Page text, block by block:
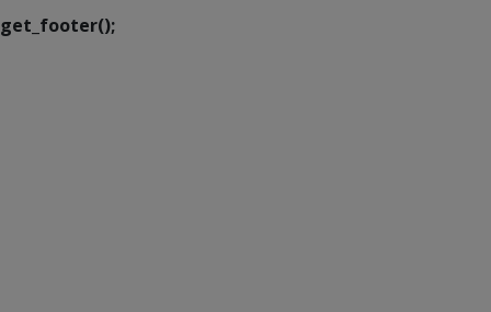
get_footer();